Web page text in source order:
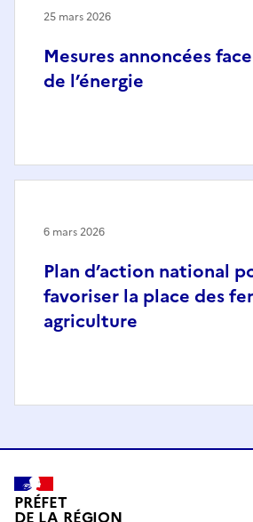
Mesures annoncées
de l’énergie
25 mars 2026
Plan d’action national
favoriser la place des
agriculture
6 mars 2026
PRÉFET